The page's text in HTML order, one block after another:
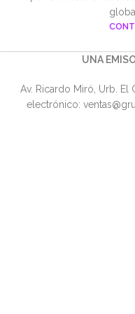
UNA
Av. Ricardo Miró, Urb. El
electrónico: